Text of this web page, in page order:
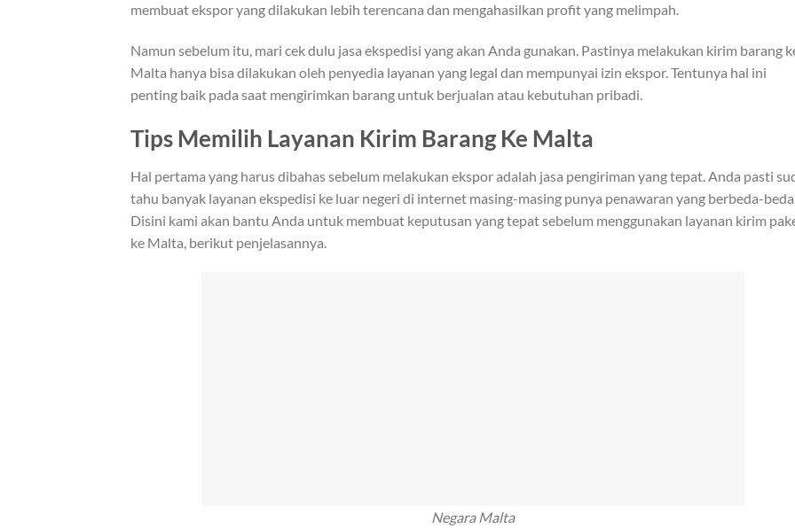
membuat ekspor yang dilakukan lebih terencana dan mengahasilkan profit yang melimpah.
Namun sebelum itu, mari cek dulu jasa ekspedisi yang akan Anda gunakan. Pastinya melakukan kirim barang
Malta hanya bisa dilakukan oleh penyedia layanan yang legal dan mempunyai izin ekspor. Tentunya hal ini
penting baik pada saat mengirimkan barang untuk berjualan atau kebutuhan pribadi.
Tips Memilih Layanan Kirim Barang Ke Malta
Hal pertama yang harus dibahas sebelum melakukan ekspor adalah jasa pengiriman yang tepat. Anda pasti
tahu banyak layanan ekspedisi ke luar negeri di internet masing-masing punya penawaran yang berbeda-
Disini kami akan bantu Anda untuk membuat keputusan yang tepat sebelum menggunakan layanan kirim
ke Malta, berikut penjelasannya.
Negara Malta